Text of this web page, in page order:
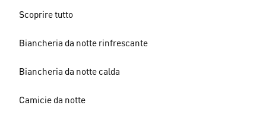
Scoprire tutto
Biancheria da notte rinfrescante
Biancheria da notte calda
Camicie da notte